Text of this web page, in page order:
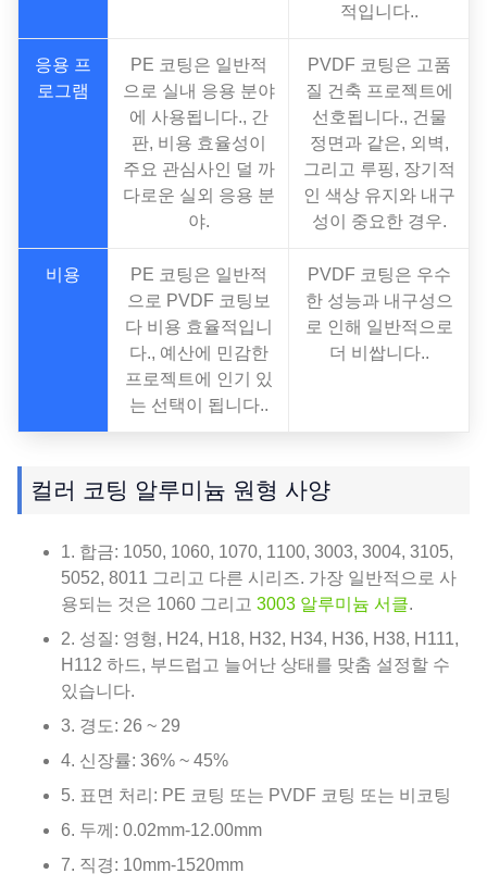
적입니다..
응용 프
로그램
PE 코팅은 일반적
으로 실내 응용 분야
에 사용됩니다., 간
판, 비용 효율성이
주요 관심사인 덜 까
다로운 실외 응용 분
야.
PVDF 코팅은 고품
질 건축 프로젝트에
선호됩니다., 건물
정면과 같은, 외벽,
그리고 루핑, 장기적
인 색상 유지와 내구
성이 중요한 경우.
비용
PE 코팅은 일반적
으로 PVDF 코팅보
다 비용 효율적입니
다., 예산에 민감한
프로젝트에 인기 있
는 선택이 됩니다..
PVDF 코팅은 우수
한 성능과 내구성으
로 인해 일반적으로
더 비쌉니다..
컬러 코팅 알루미늄 원형 사양
1. 합금: 1050, 1060, 1070, 1100, 3003, 3004, 3105,
5052, 8011 그리고 다른 시리즈. 가장 일반적으로 사
용되는 것은 1060 그리고 3003 알루미늄 서클.
2. 성질: 영형, H24, H18, H32, H34, H36, H38, H111,
H112 하드, 부드럽고 늘어난 상태를 맞춤 설정할 수
있습니다.
3. 경도: 26 ~ 29
4. 신장률: 36% ~ 45%
5. 표면 처리: PE 코팅 또는 PVDF 코팅 또는 비코팅
6. 두께: 0.02mm-12.00mm
7. 직경: 10mm-1520mm